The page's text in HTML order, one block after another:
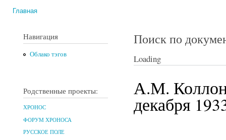
Главная
Навигация
Облако тэгов
Родственные проекты:
ХРОНОС
ФОРУМ ХРОНОСА
РУССКОЕ ПОЛЕ
Поиск по
Loading
А.М.
декабря